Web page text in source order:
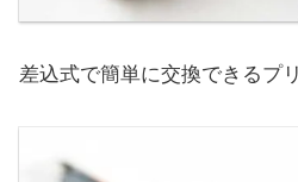
差込式で簡単に交換できるプ